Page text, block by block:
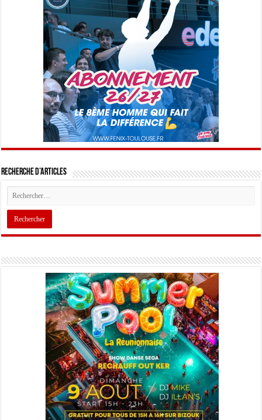
Recherche d’articles